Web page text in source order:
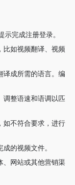
示完成注册登录。
比如视频翻译、视频
译成所需的语言。编
调整语速和语调以匹
如不符合要求，进行
的视频文件。
、网站或其他营销渠